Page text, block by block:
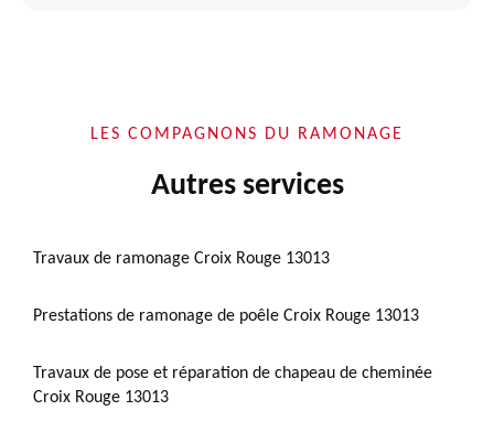
LES COMPAGNONS DU RAMONAGE
Autres services
Travaux de ramonage Croix Rouge 13013
Prestations de ramonage de poêle Croix Rouge 13013
Travaux de pose et réparation de chapeau de cheminée
Croix Rouge 13013